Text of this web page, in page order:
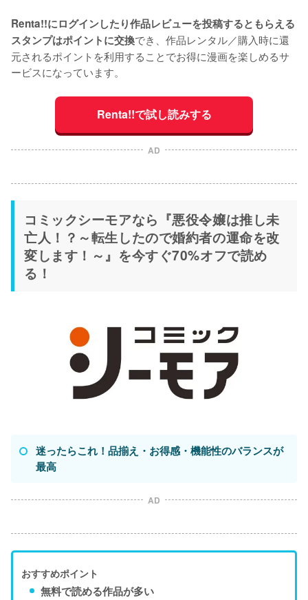
Renta!!にログインしたり作品レビューを投稿するともらえる
スタンプはポイントに交換でき、作品レンタル／購入時に還
元されるポイントを利用することでお得に漫画を楽しめるサ
ービスになっています。
Renta!!で試し読みする
AD
コミックシーモアなら『悪役令嬢は推し未
亡人！？～転生したので婚約者の運命を改
変します！～』を今すぐ70%オフで読め
る！
迷ったらこれ！品揃え・お得感・機能性のバランスが
最高
AD
おすすめポイント
無料で読める作品が多い